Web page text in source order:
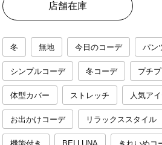
店舗在庫
冬 無地 今日のコーデ パン
シンプルコーデ 冬コーデ プチ
体型カバー ストレッチ 人気ア
お出かけコーデ リラックススタイル